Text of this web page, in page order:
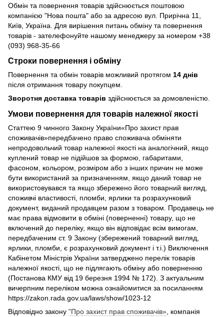
Обмін та повернення товарів здійснюється поштовою
компанією "Нова пошта" або за адресою вул. Прирічна 11,
Київ, Україна. Для вирішення питань обміну та повернення
товарів - зателефонуйте нашому менеджеру за номером +38
(093) 968-35-66
Строки повернення і обміну
Повернення та обмін товарів можливий протягом 14 днів
після отримання товару покупцем.
Зворотня доставка товарів здійснюється за домовленістю.
Умови повернення для товарів належної якості
Статтею 9 чинного Закону України«Про захист прав
споживачів»передбачено право споживача обміняти
непродовольчий товар належної якості на аналогічний, якщо
куплений товар не підійшов за формою, габаритами,
фасоном, кольором, розміром або з інших причин не може
бути використаний за призначенням, якщо даний товар не
використовувався та якщо збережено його товарний вигляд,
споживчі властивості, пломби, ярлики та розрахунковий
документ, виданий продавцем разом з товаром. Продавець не
має права відмовити в обміні (поверненні) товару, що не
включений до переліку, якщо він відповідає всім вимогам,
передбаченим ст. 9 Закону (збережений товарний вигляд,
ярлики, пломби, є розрахунковий документ і т.і.) Виключення
Кабінетом Міністрів України затверджено перелік товарів
належної якості, що не підлягають обміну або поверненню
(Постанова КМУ від 19 березня 1994 № 172). З актуальним
вичерпним переліком можна ознайомитися за посиланням
https://zakon.rada.gov.ua/laws/show/1023-12
Відповідно закону "Про захист прав споживачів» , компанія